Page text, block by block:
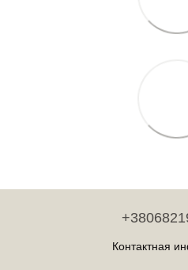
Контактная